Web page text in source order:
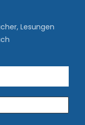
Lesungen